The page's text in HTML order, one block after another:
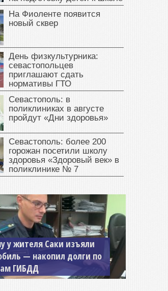
На Фиоленте появится
новый сквер
День физкультурника:
севастопольцев
приглашают сдать
нормативы ГТО
Севастополь: в
поликлиниках в августе
пройдут «Дни здоровья»
Севастополь: более 200
горожан посетили школу
здоровья «Здоровый век» в
поликлинике № 7
компания
877 тысяч рублей
арестовали счета